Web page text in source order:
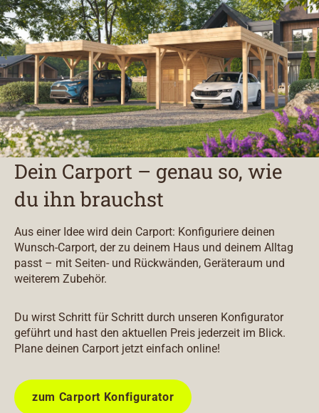
Dein Carport – genau so, wie
du ihn brauchst
Aus einer Idee wird dein Carport: Konfiguriere deinen
Wunsch-Carport, der zu deinem Haus und deinem Alltag
passt – mit Seiten- und Rückwänden, Geräteraum und
weiterem Zubehör.
Du wirst Schritt für Schritt durch unseren Konfigurator
geführt und hast den aktuellen Preis jederzeit im Blick.
Plane deinen Carport jetzt einfach online!
zum Carport Konfigurator